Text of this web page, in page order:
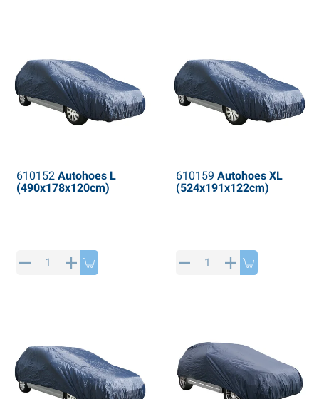
610152Autohoes L
(490x178x120cm)
610159 Autohoes XL
(524x191x122cm)